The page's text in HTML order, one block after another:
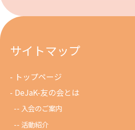
サイトマップ
トップページ
DeJaK-友の会とは
入会のご案内
活動紹介